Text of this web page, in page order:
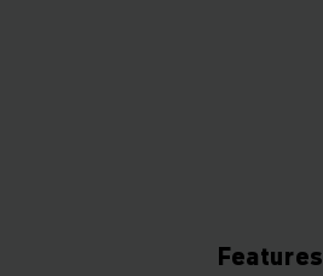
Features